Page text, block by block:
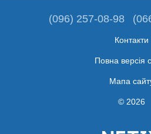
(096) 257-08-98
Контакти
Повна версія
Мапа
© 2026